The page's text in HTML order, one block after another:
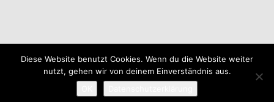
Copyright © 2026 TB Johannis 1888 |Impressum
Datenschutzerklärung| Created byMIGAtech
Diese Website benutzt Cookies. Wenn du die Website weiter
nutzt, gehen wir von deinem Einverständnis aus.